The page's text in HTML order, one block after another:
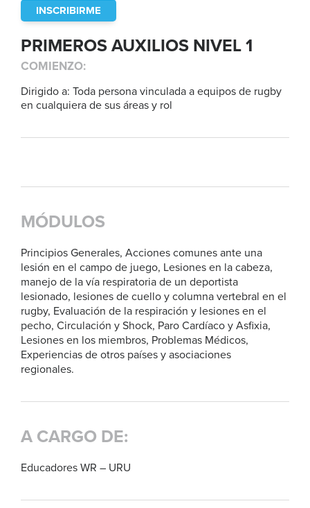
INSCRIBIRME
PRIMEROS AUXILIOS NIVEL 1
COMIENZO:
Dirigido a: Toda persona vinculada a equipos de rugby
en cualquiera de sus áreas y rol
MÓDULOS
Principios Generales, Acciones comunes ante una
lesión en el campo de juego, Lesiones en la cabeza,
manejo de la vía respiratoria de un deportista
lesionado, lesiones de cuello y columna vertebral en el
rugby, Evaluación de la respiración y lesiones en el
pecho, Circulación y Shock, Paro Cardíaco y Asfixia,
Lesiones en los miembros, Problemas Médicos,
Experiencias de otros países y asociaciones
regionales.
A CARGO DE:
Educadores WR – URU